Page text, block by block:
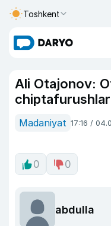
Toshkent
Ali Otajonov:
chiptafurushlar
Madaniyat 17:16 /
0 0
abdulla